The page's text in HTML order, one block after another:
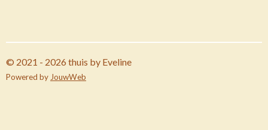
© 2021 - 2026 thuis by Eveline
Powered by JouwWeb